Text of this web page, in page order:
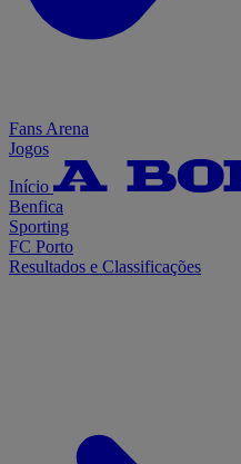
Fans Arena
Jogos
Início
Benfica
Sporting
FC Porto
Resultados e Classificações